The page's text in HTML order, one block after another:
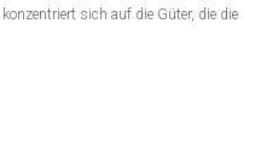
sich auf die Güter, die die